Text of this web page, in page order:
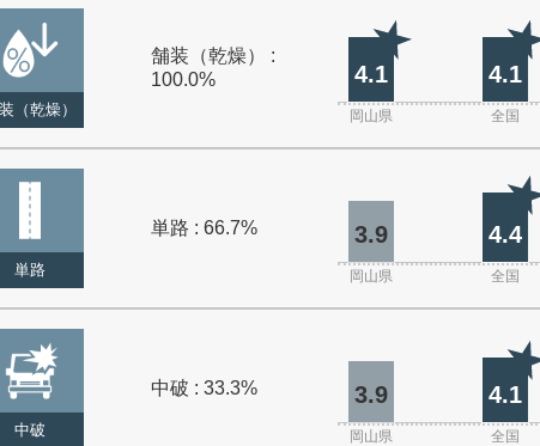
（乾燥）
舗装（乾燥） :
100.0%
4.1 4.1
岡山県 全国
単路
単路 : 66.7% 3.9 4.4
岡山県 全国
中破
中破 : 33.3% 3.9 4.1
岡山県 全国